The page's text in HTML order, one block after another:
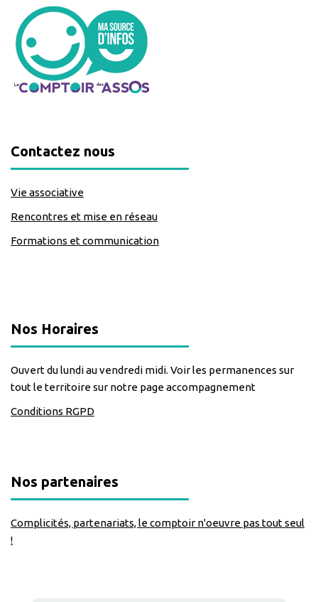
Contactez nous
Vie associative
Rencontres et mise en réseau
Formations et communication
Nos Horaires
Ouvert du lundi au vendredi midi. Voir les permanences sur
tout le territoire sur notre page accompagnement
Conditions RGPD
Nos partenaires
Complicités, partenariats, le comptoir n'oeuvre pas tout seul
!